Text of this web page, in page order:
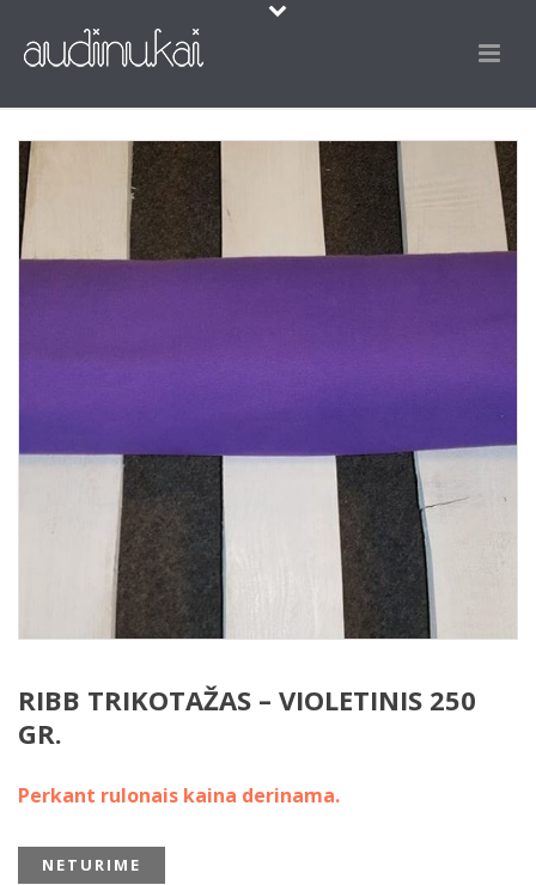
RIBB TRIKOTAŽAS – VIOLETINIS 250
GR.
Perkant rulonais kaina derinama.
NETURIME